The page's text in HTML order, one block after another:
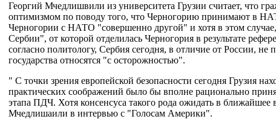
Георгий Мчедлишвили из университета Грузии считает, что
оптимизмом по поводу того, что Черногорию принимают в
Черногории с НАТО "совершенно другой" и хотя в этом
Сербии", от которой отделилась Черногория в результате
согласно политологу, Сербия сегодня, в отличие от России, не
государства относятся "с осторожностью".
" С точки зрения европейской безопасности сегодня Грузия
практических соображений было бы вполне рационально
этапа ПДЧ. Хотя консенсуса такого рода ожидать в ближайшее
Мчедлишаили в интервью с "Голосам Америки".